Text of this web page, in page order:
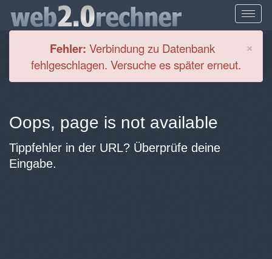
×
Fehler: Verbindung zu Datenbank
fehlgeschlagen. Versuche es später erneut.
Oops, page is not available
Tippfehler in der URL? Überprüfe deine
Eingabe.